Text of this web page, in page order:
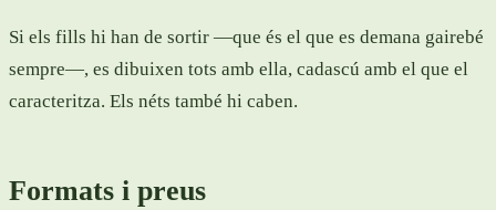
Si els fills hi han de sortir —que és el que es demana gairebé
sempre—, es dibuixen tots amb ella, cadascú amb el que el
caracteritza. Els néts també hi caben.
Formats i preus